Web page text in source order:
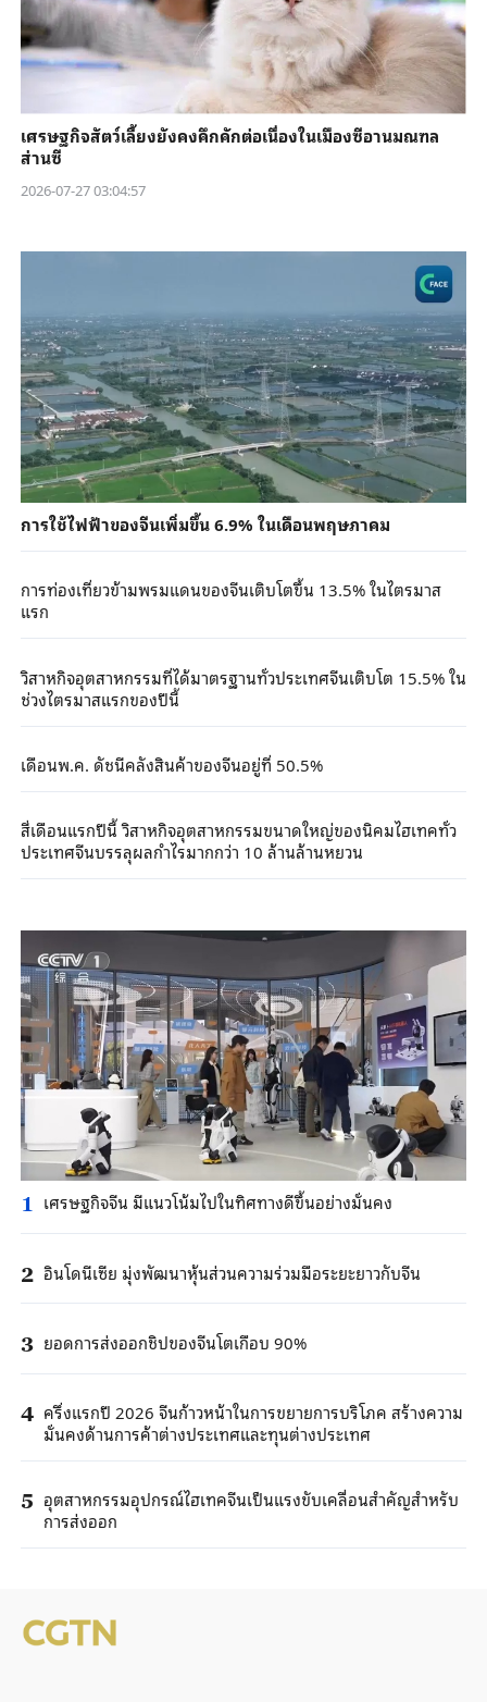
เศรษฐกิจสัตว์เลี้ยงยังคงคึกคักต่อเนื่องในเมืองซีอานมณฑล
ส่านซี
2026-07-27 03:04:57
การใช้ไฟฟ้าของจีนเพิ่มขึ้น 6.9% ในเดือนพฤษภาคม
การท่องเที่ยวข้ามพรมแดนของจีนเติบโตขึ้น 13.5% ในไตรมาส
แรก
วิสาหกิจอุตสาหกรรมที่ได้มาตรฐานทั่วประเทศจีนเติบโต 15.5% ใน
ช่วงไตรมาสแรกของปีนี้
เดือนพ.ค. ดัชนีคลังสินค้าของจีนอยู่ที่ 50.5%
สี่เดือนแรกปีนี้ วิสาหกิจอุตสาหกรรมขนาดใหญ่ของนิคมไฮเทคทั่ว
ประเทศจีนบรรลุผลกำไรมากกว่า 10 ล้านล้านหยวน
1 เศรษฐกิจจีน มีแนวโน้มไปในทิศทางดีขึ้นอย่างมั่นคง
2 อินโดนีเซีย มุ่งพัฒนาหุ้นส่วนความร่วมมือระยะยาวกับจีน
3 ยอดการส่งออกชิปของจีนโตเกือบ 90%
4 ครึ่งแรกปี 2026 จีนก้าวหน้าในการขยายการบริโภค สร้างความ
มั่นคงด้านการค้าต่างประเทศและทุนต่างประเทศ
5 อุตสาหกรรมอุปกรณ์ไฮเทคจีนเป็นแรงขับเคลื่อนสำคัญสำหรับ
การส่งออก